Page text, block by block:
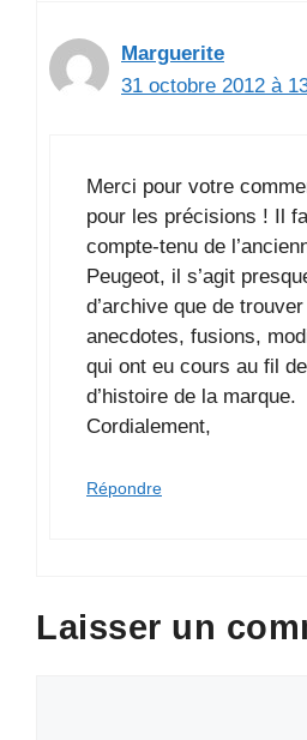
Marguerite
31 octobre 2012 à
Merci pour votre
pour les précisions ! Il
compte-tenu de
Peugeot, il s’agit
d’archive que de
anecdotes, fusions,
qui ont eu cours au fil
d’histoire de la marque.
Cordialement,
Répondre
Laisser un